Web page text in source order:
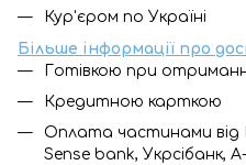
Кур'єром по Україні
Більше інформації про
Готівкою при
Кредитною карткою
Оплата частинами
Sense bank, Укрсібанк,